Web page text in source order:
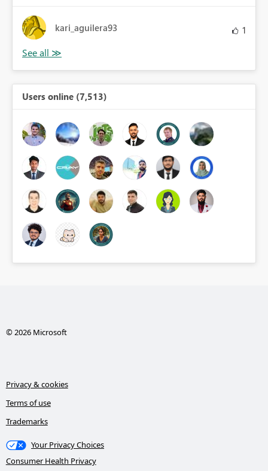
kari_aguilera93 1
Users online (7,513)
© 2026 Microsoft
Privacy & cookies
Terms of use
Trademarks
Your Privacy Choices
Consumer Health Privacy